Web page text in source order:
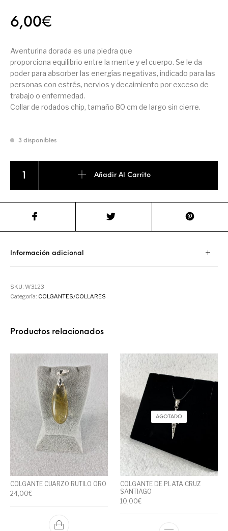
6,00€
Aventurina dorada es una piedra que
proporciona equilibrio entre la mente y el cuerpo. Se le da
poder para absorber las energías negativas, indicado para las
personas con estrés, nervios y decaimiento por exceso de
trabajo o enfermedad.
Collar de rodados chip, tamaño 80 cm de largo sin cierre.
3 disponibles
Añadir Al Carrito
Información adicional
SKU:W3123
Categoría: COLGANTES/COLLARES
Productos relacionados
COLGANTE CUARZO RUTILO ORO
24,00€
AGOTADO
COLGANTE DE PLATA CRUZ
SANTIAGO
10,00€